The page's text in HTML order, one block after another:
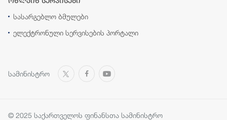
სასარგებლო ბმულები
ელექტრონული სერვისების პორტალი
სამინისტრო
© 2025 საქართველოს ფინანსთა სამინისტრო